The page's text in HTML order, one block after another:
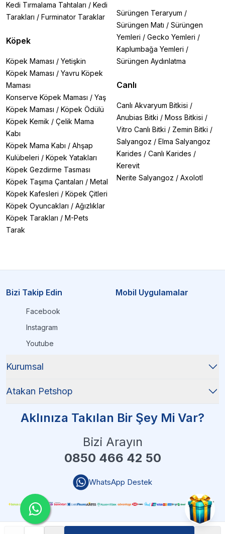
Kedi Tırmalama Tahtaları / Kedi
Tarakları / Furminator Taraklar
Köpek
Köpek Maması / Yetişkin
Köpek Maması / Yavru Köpek
Maması
Konserve Köpek Maması / Yaş
Köpek Maması / Köpek Ödülü
Köpek Kemik / Çelik Mama
Kabı
Köpek Mama Kabı / Ahşap
Kulübeleri / Köpek Yatakları
Köpek Gezdirme Tasması
Köpek Taşıma Çantaları / Metal
Köpek Kafesleri / Köpek Çitleri
Köpek Oyuncakları / Ağızlıklar
Köpek Tarakları / M-Pets
Tarak
Sürüngen Teraryum /
Sürüngen Matı / Sürüngen
Yemleri / Gecko Yemleri /
Kaplumbağa Yemleri /
Sürüngen Aydınlatma
Canlı
Canlı Akvaryum Bitkisi /
Anubias Bitki / Moss Bitkisi /
Vitro Canlı Bitki / Zemin Bitki /
Salyangoz / Elma Salyangoz
Karides / Canlı Karides /
Kerevit
Nerite Salyangoz / Axolotl
Bizi Takip Edin
Facebook
Instagram
Youtube
Mobil Uygulamalar
Kurumsal
Atakan Petshop
Aklınıza Takılan Bir Şey Mi Var?
Bizi Arayın
0850 466 42 50
WhatsApp Destek